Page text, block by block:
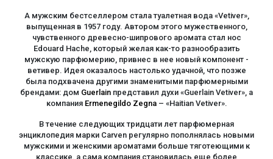
А мужским бестселлером стала туалетная вода «Vetiver»,
выпущенная в 1957 году. Автором этого мужественного,
чувственного древесно-шипрового аромата стал нос
Edouard Hache, который желая как-то разнообразить
мужскую парфюмерию, привнес в нее новый компонент -
ветивер. Идея оказалось настолько удачной, что позже
была подхвачена другими знаменитыми парфюмерными
брендами: дом Guerlain представил духи «Guerlain Vetiver», а
компания Ermenegildo Zegna– «Haitian Vetiver».
В течение следующих тридцати лет парфюмерная
энциклопедия марки Carven регулярно пополнялась новыми
мужскими и женскими ароматами больше тяготеющими к
классике, а сама компания становилась еще более